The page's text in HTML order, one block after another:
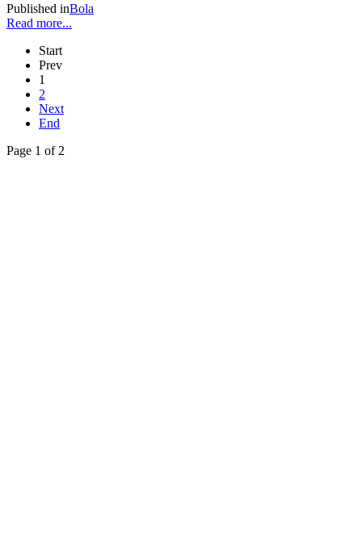
Published inBola
Read more...
Start
Prev
1
2
Next
End
Page 1 of 2